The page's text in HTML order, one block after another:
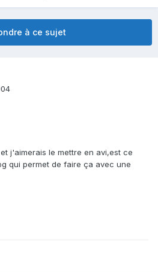
à ce sujet
j'aimerais le mettre en avi,est ce
qui permet de faire ça avec une